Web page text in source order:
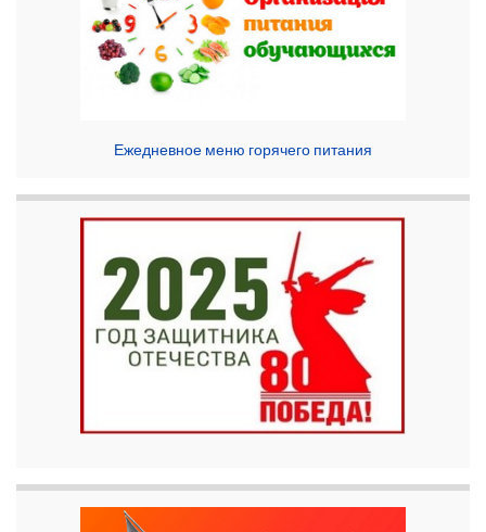
Ежедневное меню горячего питания